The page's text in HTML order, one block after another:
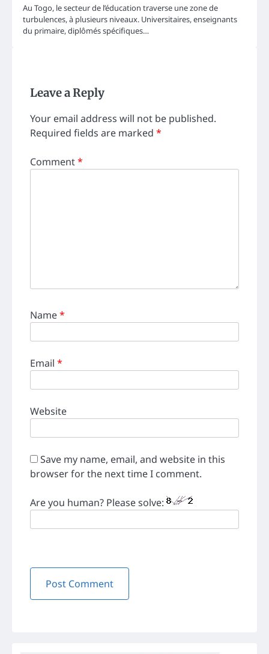
Au Togo, le secteur de l’éducation traverse une zone de
turbulences, à plusieurs niveaux. Universitaires, enseignants
du primaire, diplômés spécifiques…
Leave a Reply
Your email address will not be published.
Required fields are marked *
Comment*
Name*
Email *
Website
Save my name, email, and website in this
browser for the next time I comment.
Are you human? Please solve: